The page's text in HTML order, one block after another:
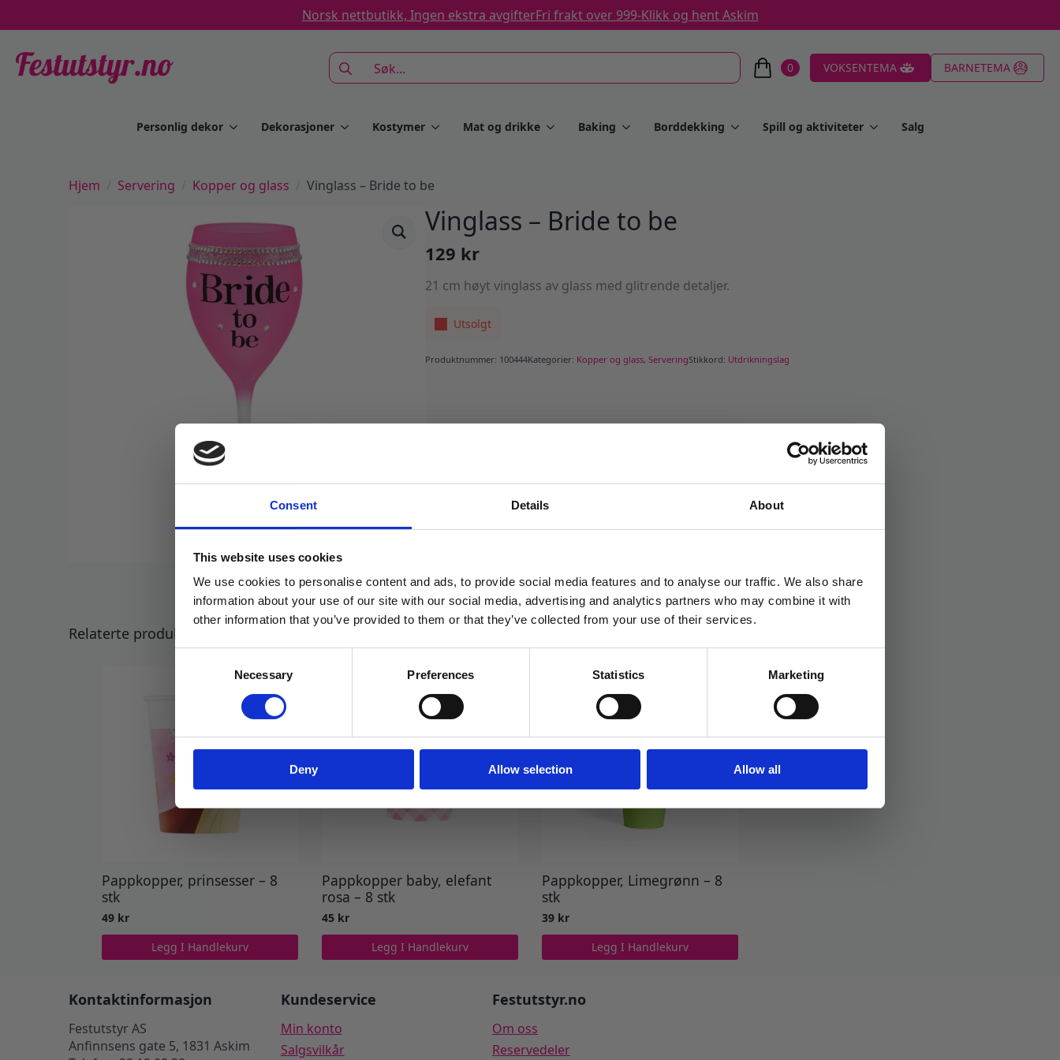
Consent Details About
This website uses cookies
We use cookies to personalise content and ads, to provide social media features and to analyse our traffic. We also share
information about your use of our site with our social media, advertising and analytics partners who may combine it with
other information that you’ve provided to them or that they’ve collected from your use of their services.
Necessary Preferences Statistics Marketing
Deny Allow selection Allow all
Norsk nettbutikk, Ingen ekstra avgifterFri frakt over 999-Klikk og hent Askim
Search
for:
0 VOKSENTEMA BARNETEMA
Personlig dekor Dekorasjoner Kostymer Mat og drikke Baking Borddekking Spill og aktiviteter Salg
Hjem Servering Kopper og glass Vinglass – Bride to be
Vinglass – Bride to be
129 kr
21 cm høyt vinglass av glass med glitrende detaljer.
Utsolgt
Produktnummer: 100444Kategorier: Kopper og glass,ServeringStikkord: Utdrikningslag
Relaterte produkter
Pappkopper, prinsesser – 8
stk
49 kr
Legg I Handlekurv
Pappkopper baby, elefant
rosa – 8 stk
45 kr
Legg I Handlekurv
Pappkopper, Limegrønn – 8
stk
39 kr
Legg I Handlekurv
Kontaktinformasjon
Festutstyr AS
Anfinnsens gate 5, 1831 Askim
Kundeservice
Min konto
Salgsvilkår
Festutstyr.no
Om oss
Reservedeler
få eksklusive tilbud og masse
inspirasjon rett i innboksen
Ja takk! Jeg vil gjerne få brev fra dere!